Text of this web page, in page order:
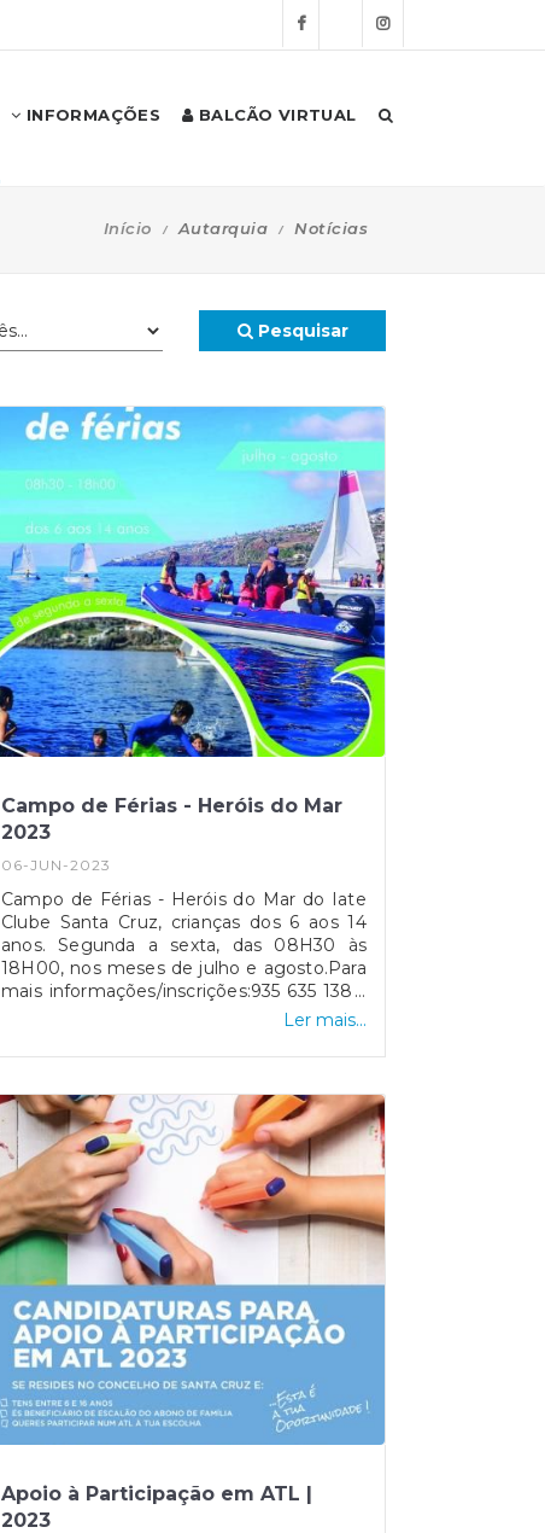
INFORMAÇÕES BALCÃO VIRTUAL
Início Autarquia Notícias
Pesquisar
Campo de Férias - Heróis do Mar
2023
06-JUN-2023
Campo de Férias - Heróis do Mar do Iate
Clube Santa Cruz, crianças dos 6 aos 14
anos. Segunda a sexta, das 08H30 às
18H00, nos meses de julho e agosto.Para
mais informações/inscrições:935 635 138 |
Ler mais...
Apoio à Participação em ATL |
2023